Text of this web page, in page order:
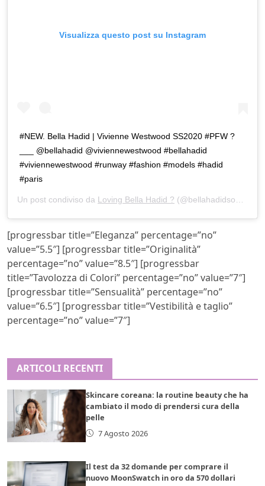
Visualizza questo post su Instagram
#NEW. Bella Hadid | Vivienne Westwood SS2020 #PFW ?
___ @bellahadid @viviennewestwood #bellahadid
#viviennewestwood #runway #fashion #models #hadid
#paris
Un post condiviso da Loving Bella Hadid ? (@bellahadidsource.ita) in data:
[progressbar title=”Eleganza” percentage=”no”
value=”5.5″] [progressbar title=”Originalità”
percentage=”no” value=”8.5″] [progressbar
title=”Tavolozza di Colori” percentage=”no” value=”7″]
[progressbar title=”Sensualità” percentage=”no”
value=”6.5″] [progressbar title=”Vestibilità e taglio”
percentage=”no” value=”7″]
ARTICOLI RECENTI
Skincare coreana: la routine beauty che ha
cambiato il modo di prendersi cura della
pelle
7 Agosto 2026
Il test da 32 domande per comprare il
nuovo MoonSwatch in oro da 570 dollari